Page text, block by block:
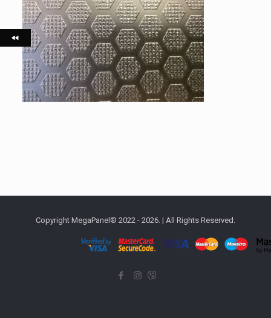
Copyright MegaPanel® 2022 - 2026. | All Rights Reserved.